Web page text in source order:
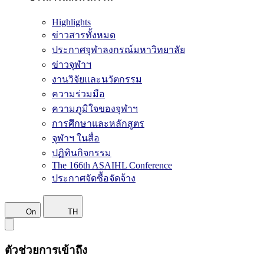
Highlights
ข่าวสารทั้งหมด
ประกาศจุฬาลงกรณ์มหาวิทยาลัย
ข่าวจุฬาฯ
งานวิจัยและนวัตกรรม
ความร่วมมือ
ความภูมิใจของจุฬาฯ
การศึกษาและหลักสูตร
จุฬาฯ ในสื่อ
ปฏิทินกิจกรรม
The 166th ASAIHL Conference
ประกาศจัดซื้อจัดจ้าง
On TH
ตัวช่วยการเข้าถึง